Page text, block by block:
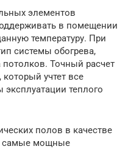
элементов
в помещении
температуру. При
системы обогрева,
Точный расчет
который учтет все
теплого
полов в качестве
самые мощные